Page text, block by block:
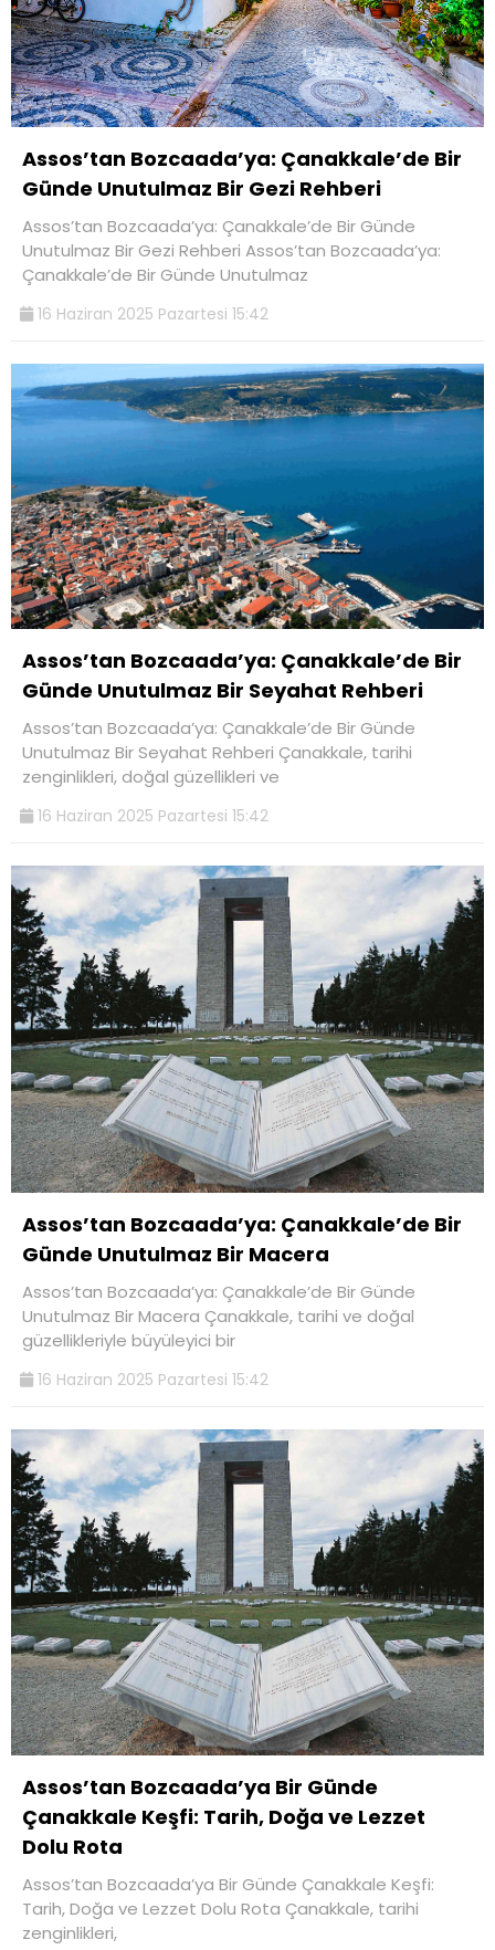
Assos’tan Bozcaada’ya: Çanakkale’de Bir
Günde Unutulmaz Bir Gezi Rehberi
Assos’tan Bozcaada’ya: Çanakkale’de Bir Günde
Unutulmaz Bir Gezi Rehberi Assos’tan Bozcaada’ya:
Çanakkale’de Bir Günde Unutulmaz
16 Haziran 2025 Pazartesi 15:42
Assos’tan Bozcaada’ya: Çanakkale’de Bir
Günde Unutulmaz Bir Seyahat Rehberi
Assos’tan Bozcaada’ya: Çanakkale’de Bir Günde
Unutulmaz Bir Seyahat Rehberi Çanakkale, tarihi
zenginlikleri, doğal güzellikleri ve
16 Haziran 2025 Pazartesi 15:42
Assos’tan Bozcaada’ya: Çanakkale’de Bir
Günde Unutulmaz Bir Macera
Assos’tan Bozcaada’ya: Çanakkale’de Bir Günde
Unutulmaz Bir Macera Çanakkale, tarihi ve doğal
güzellikleriyle büyüleyici bir
16 Haziran 2025 Pazartesi 15:42
Assos’tan Bozcaada’ya Bir Günde
Çanakkale Keşfi: Tarih, Doğa ve Lezzet
Dolu Rota
Assos’tan Bozcaada’ya Bir Günde Çanakkale Keşfi:
Tarih, Doğa ve Lezzet Dolu Rota Çanakkale, tarihi
zenginlikleri,